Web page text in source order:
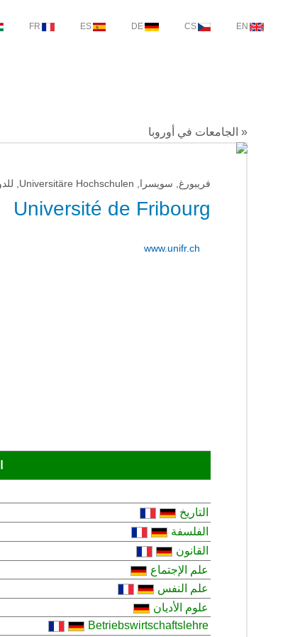
EN
CS
DE
ES
FR
« الجامعات في أوروبا
فريبورغ, سويسرا, Universitäre Hochschulen, للدولة
Université de Fribourg
www.unifr.ch
التاريخ
الفلسفة
القانون
علم الإجتماع
علم النفس
علوم الأديان
Betriebswirtschaftslehre